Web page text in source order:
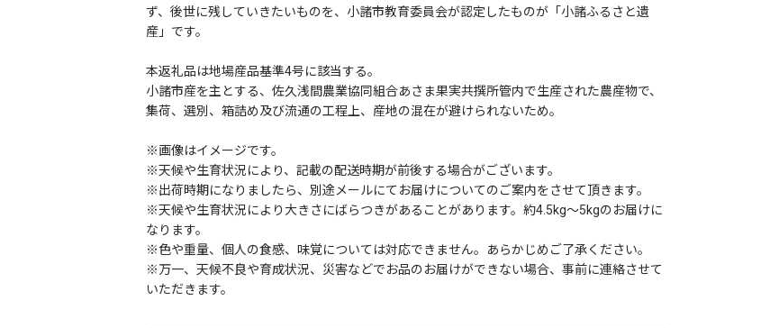
ず、後世に残していきたいものを、小諸市教育委員会が認定したものが「小諸ふるさと遺
産」です。
本返礼品は地場産品基準4号に該当する。
小諸市産を主とする、佐久浅間農業協同組合あさま果実共撰所管内で生産された農産物で、
集荷、選別、箱詰め及び流通の工程上、産地の混在が避けられないため。
※画像はイメージです。
※天候や生育状況により、記載の配送時期が前後する場合がございます。
※出荷時期になりましたら、別途メールにてお届けについてのご案内をさせて頂きます。
※天候や生育状況により大きさにばらつきがあることがあります。約4.5kg～5kgのお届けに
なります。
※色や重量、個人の食感、味覚については対応できません。あらかじめご了承ください。
※万一、天候不良や育成状況、災害などでお品のお届けができない場合、事前に連絡させて
いただきます。